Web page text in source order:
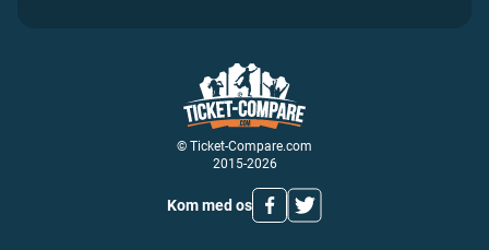
© Ticket-Compare.com
2015-2026
Kom med os